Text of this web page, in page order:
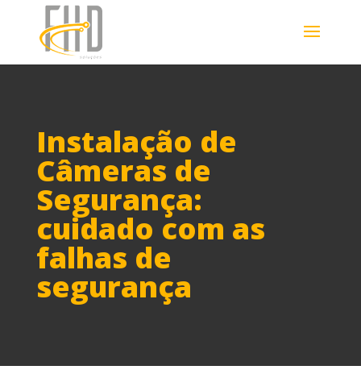
Instalação de
Câmeras de
Segurança:
cuidado com as
falhas de
segurança